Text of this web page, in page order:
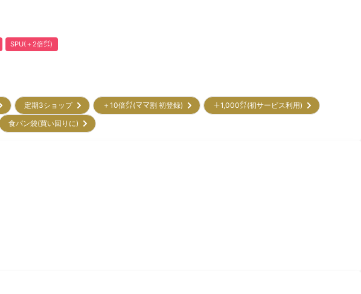
SPU(＋2倍㌽)
定期3ショップ ＋10倍㌽(ママ割 初登録)
＋1,000㌽(初サービス利用)
食パン袋(買い回りに)